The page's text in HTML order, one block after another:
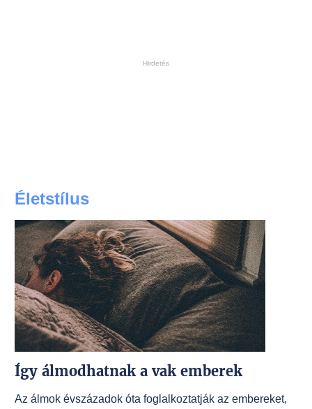
Hirdetés
Életstílus
Így álmodhatnak a vak emberek
Az álmok évszázadok óta foglalkoztatják az embereket,